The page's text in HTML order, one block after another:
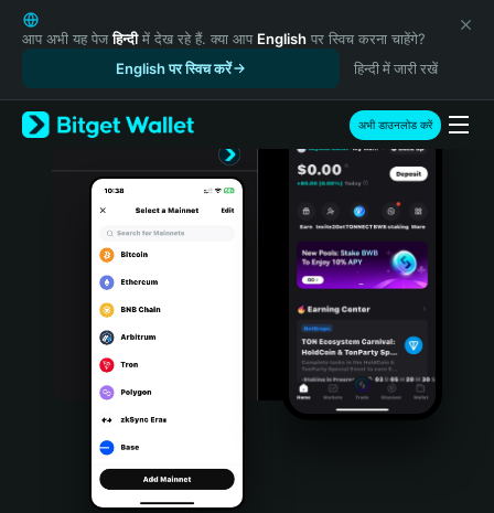
English
日本語
Русский
Español (Latinoamérica)
Türkçe
Português (Portugal)
Bahasa Indonesia
Português (Brasil)
Español (Argentina)
आप अभी यह पेजहिन्दीमें देख रहे हैं. क्या आप English पर स्विच करना चाहेंगे?
English पर स्विच करें
हिन्दी में जारी रखें
अभी डाउनलोड करें